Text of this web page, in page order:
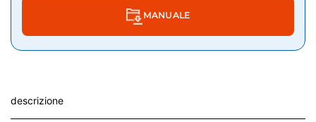
MANUALE
descrizione